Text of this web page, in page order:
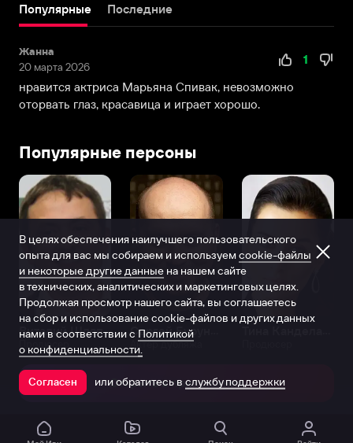
Популярные Последние
Жанна
20 марта 2026
1
нравится актриса Марьяна Спивак, невозможно
оторвать глаз, красавица и играет хорошо.
Популярные персоны
Виталий Шляппо
Продюсер Актёр дубляжа
Открыть в приложении
В целях обеспечения наилучшего пользовательского
опыта для вас мы собираем и используем cookie-файлы
и некоторые другие данные на нашем сайте
в технических, аналитических и маркетинговых целях.
Продолжая просмотр нашего сайта, вы соглашаетесь
на сбор и использование cookie-файлов и других данных
нами в соответствии с Политикой
о конфиденциальности.
Согласен или обратитесь в службу поддержки